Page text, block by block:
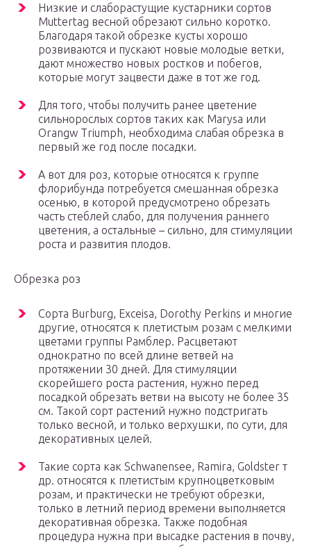
Низкие и слаборастущие кустарники сортов
Muttertag весной обрезают сильно коротко.
Благодаря такой обрезке кусты хорошо
розвиваются и пускают новые молодые ветки,
дают множество новых ростков и побегов,
которые могут зацвести даже в тот же год.
Для того, чтобы получить ранее цветение
сильнорослых сортов таких как Marysa или
Orangw Triumph, необходима слабая обрезка в
первый же год после посадки.
А вот для роз, которые относятся к группе
флорибунда потребуется смешанная обрезка
осенью, в которой предусмотрено обрезать
часть стеблей слабо, для получения раннего
цветения, а остальные – сильно, для стимуляции
роста и развития плодов.
Обрезка роз
Сорта Burburg, Exceisa, Dorothy Perkins и многие
другие, относятся к плетистым розам с мелкими
цветами группы Рамблер. Расцветают
однократно по всей длине ветвей на
протяжении 30 дней. Для стимуляции
скорейшего роста растения, нужно перед
посадкой обрезать ветви на высоту не более 35
см. Такой сорт растений нужно подстригать
только весной, и только верхушки, по сути, для
декоративных целей.
Такие сорта как Schwanensee, Ramira, Goldster т
др. относятся к плетистым крупноцветковым
розам, и практически не требуют обрезки,
только в летний период времени выполняется
декоративная обрезка. Также подобная
процедура нужна при высадке растения в почву,